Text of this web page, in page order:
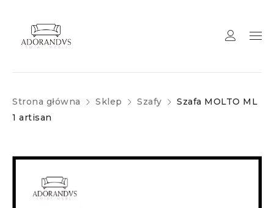
Strona główna Sklep Szafy
Szafa MOLTO ML
1 artisan